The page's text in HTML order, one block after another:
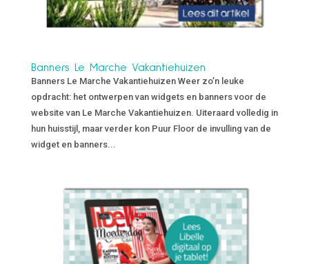
Banners Le Marche Vakantiehuizen
Banners Le Marche Vakantiehuizen Weer zo’n leuke
opdracht: het ontwerpen van widgets en banners voor de
website van Le Marche Vakantiehuizen. Uiteraard volledig in
hun huisstijl, maar verder kon Puur Floor de invulling van de
widget en banners...